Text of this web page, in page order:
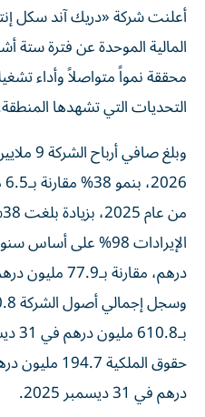
أعلنت شركة «دريك آند سكل
محققة نمواً متواصلاً وأداء
التحديات التي تشهدها
وبلغ
درهم في 31 ديسمبر 2025.